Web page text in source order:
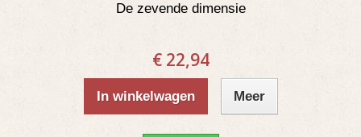
De zevende dimensie
€ 22,94
In winkelwagen Meer